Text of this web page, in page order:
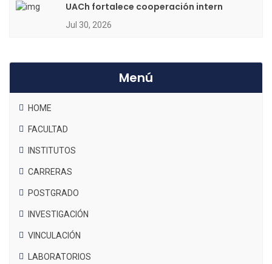
UACh fortalece cooperación intern
Jul 30, 2026
Menú
HOME
FACULTAD
INSTITUTOS
CARRERAS
POSTGRADO
INVESTIGACIÓN
VINCULACIÓN
LABORATORIOS